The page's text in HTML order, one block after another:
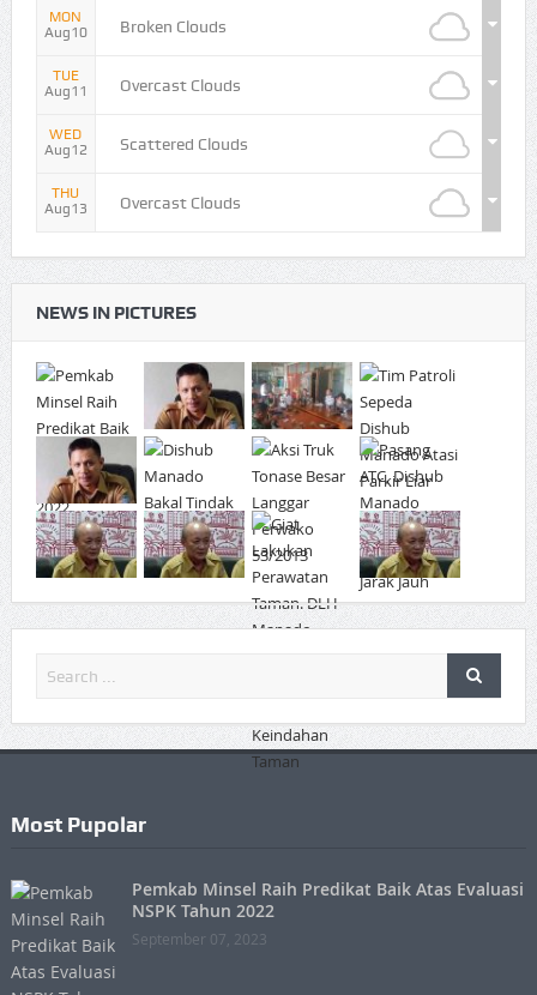
MON
Aug10
Broken Clouds
TUE
Aug11
Overcast Clouds
WED
Aug12
Scattered Clouds
THU
Aug13
Overcast Clouds
NEWS IN PICTURES
Most Pupolar
Pemkab Minsel Raih Predikat Baik Atas Evaluasi
NSPK Tahun 2022
September 07, 2023